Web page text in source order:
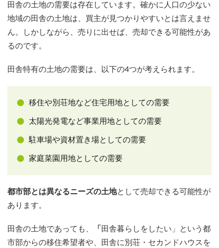
田舎の土地の需要は存在しています。確かに人口の少ない
地域の田舎の土地は、買主が見つかりやすいとは言えませ
ん。しかしながら、売りに出せば、売却できる可能性があ
るのです。
田舎特有の土地の需要は、以下の4つが考えられます。
移住や別荘地など住宅用地としての需要
太陽光発電など事業用地としての需要
駐車場や資材置き場としての需要
家庭菜園用地としての需要
都市部とは異なるニーズの土地として売却できる可能性が
あります。
田舎の土地であっても、 「 田舎暮らしをしたい」という都
市部からの移住希望者や、田舎に別荘・セカンドハウスを